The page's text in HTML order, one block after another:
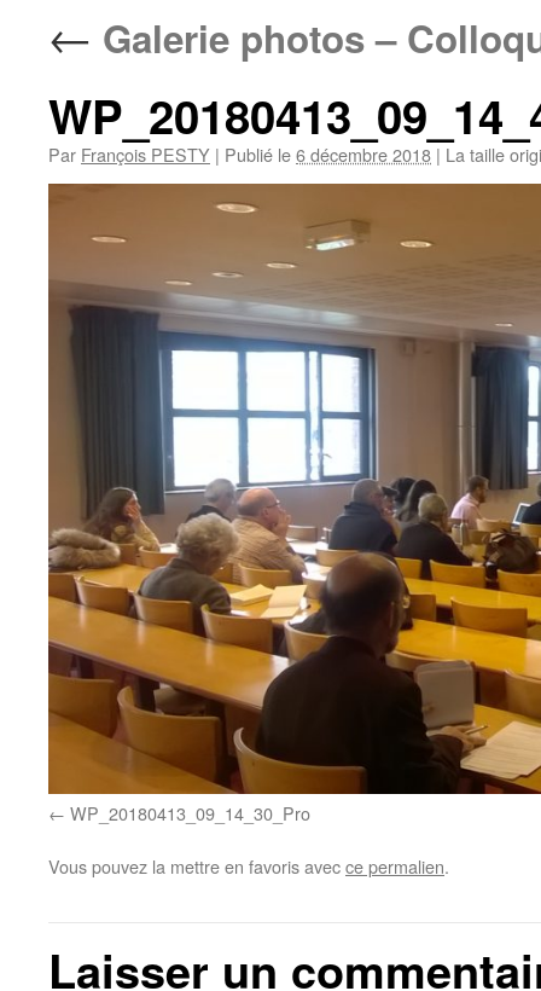
← Galerie photos –
Par François PESTY | Publié le6 décembre 2018 | La taille
WP_20180413_09_14_30_Pro
Vous pouvez la mettre en favoris avecce permalien.
Laisser un